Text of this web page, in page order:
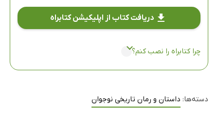
دریافت کتاب از اپلیکیشن کتابراه
چرا کتابراه را نصب کنم؟
دسته‌ها: داستان و رمان تاریخی نوجوان